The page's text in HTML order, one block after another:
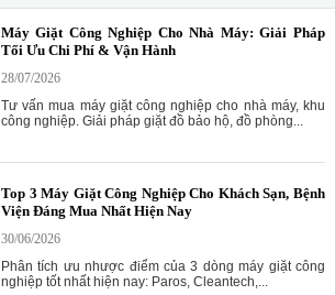
Máy Giặt Công Nghiệp Cho Nhà Máy: Giải Pháp
Tối Ưu Chi Phí & Vận Hành
28/07/2026
Tư vấn mua máy giặt công nghiệp cho nhà máy, khu
công nghiệp. Giải pháp giặt đồ bảo hộ, đồ phòng...
Top 3 Máy Giặt Công Nghiệp Cho Khách Sạn, Bệnh
Viện Đáng Mua Nhất Hiện Nay
30/06/2026
Phân tích ưu nhược điểm của 3 dòng máy giặt công
nghiệp tốt nhất hiện nay: Paros, Cleantech,...